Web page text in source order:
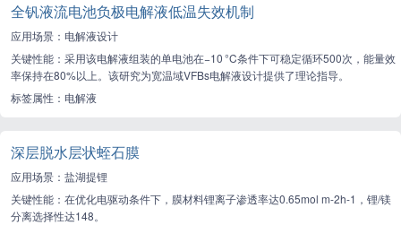
全钒液流电池负极电解液低温失效机制
应用场景：电解液设计
关键性能：采用该电解液组装的单电池在−10 °C条件下可稳定循环500次，能量效
率保持在80%以上。该研究为宽温域VFBs电解液设计提供了理论指导。
标签属性：电解液
深层脱水层状蛭石膜
应用场景：盐湖提锂
关键性能：在优化电驱动条件下，膜材料锂离子渗透率达0.65mol m-2h-1，锂/镁
分离选择性达148。